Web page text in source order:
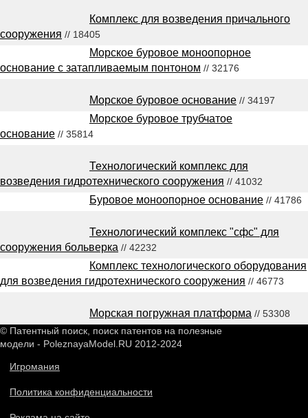
Комплекс для возведения причального
сооружения // 18405
Морское буровое моноопорное
основание с затапливаемым понтоном // 32176
Морское буровое основание // 34197
Морское буровое трубчатое
основание // 35814
Технологический комплекс для
возведения гидротехнического сооружения // 41032
Буровое моноопорное основание // 41786
Технологический комплекс "сфс" для
сооружения больверка // 42232
Комплекс технологического оборудования
для возведения гидротехнического сооружения // 46773
Морская погружная платформа // 53308
© Патентный поиск, поиск патентов на полезные
модели - PoleznayaModel.RU 2012-2024
Игромания
Политика конфиденциальности